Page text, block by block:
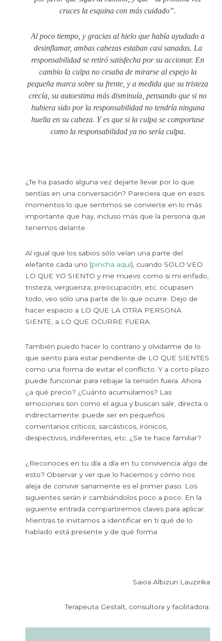
cruces la esquina con más cuidado”.
Al poco tiempo, y gracias al hielo que había ayudado a
desinflamar, ambas cabezas estaban casi sanadas. La
responsabilidad se retiró satisfecha por su accionar. En
cambio la culpa no cesaba de mirarse al espejo la
pequeña marca sobre su frente, y a medida que su tristeza
crecía, su autoestima más disminuía, pensando que si no
hubiera sido por la responsabilidad no tendría ninguna
huella en su cabeza. Y es que si la culpa se comportase
como la responsabilidad ya no sería culpa.
¿Te ha pasado alguna vez dejarte llevar por lo que
sentías en una conversación? Pareciera que en esos
momentos lo que sentimos se convierte en lo más
importante que hay, incluso más que la persona que
tenemos delante.
Al igual que los sabios sólo veían una parte del
elefante cada uno (pincha aquí), cuando SOLO VEO
LO QUE YO SIENTO y me muevo como si mi enfado,
tristeza, vergüenza, preocupación, etc. ocupasen
todo, veo sólo una parte de lo que ocurre. Dejo de
hacer espacio a LO QUE LA OTRA PERSONA
SIENTE, a LO QUE OCURRE FUERA.
También puedo hacer lo contrario y olvidarme de lo
que siento para estar pendiente de LO QUE SIENTES
como una forma de evitar el conflicto. Y a corto plazo
puede funcionar para rebajar la tensión fuera. Ahora
¿a qué precio? ¿Cuánto acumulamos? Las
emociones son como el agua y buscan salir, directa o
indirectamente: puede ser en pequeños
comentarios críticos, sarcásticos, irónicos,
despectivos, indiferentes, etc. ¿Se te hace familiar?
¿Reconoces en tu día a día en tu convivencia algo de
esto? Observar y ver que lo hacemos y cómo nos
aleja de convivir sanamente es el primer paso. Los
siguientes serán ir cambiándolos poco a poco. En la
siguiente entrada compartiremos claves para aplicar.
Mientras te invitamos a identificar en ti qué de lo
hablado está presente y de qué forma.
Saioa Albizuri Lauzirika
Terapeuta Gestalt, consultora y facilitadora.